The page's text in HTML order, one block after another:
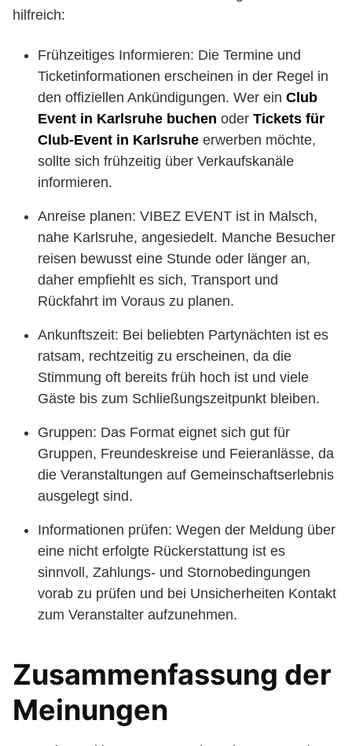
hilfreich:
Frühzeitiges Informieren: Die Termine und
Ticketinformationen erscheinen in der Regel in
den offiziellen Ankündigungen. Wer ein Club
Event in Karlsruhe buchen oder Tickets für
Club-Event in Karlsruhe erwerben möchte,
sollte sich frühzeitig über Verkaufskanäle
informieren.
Anreise planen: VIBEZ EVENT ist in Malsch,
nahe Karlsruhe, angesiedelt. Manche Besucher
reisen bewusst eine Stunde oder länger an,
daher empfiehlt es sich, Transport und
Rückfahrt im Voraus zu planen.
Ankunftszeit: Bei beliebten Partynächten ist es
ratsam, rechtzeitig zu erscheinen, da die
Stimmung oft bereits früh hoch ist und viele
Gäste bis zum Schließungszeitpunkt bleiben.
Gruppen: Das Format eignet sich gut für
Gruppen, Freundeskreise und Feieranlässe, da
die Veranstaltungen auf Gemeinschaftserlebnis
ausgelegt sind.
Informationen prüfen: Wegen der Meldung über
eine nicht erfolgte Rückerstattung ist es
sinnvoll, Zahlungs- und Stornobedingungen
vorab zu prüfen und bei Unsicherheiten Kontakt
zum Veranstalter aufzunehmen.
Zusammenfassung der
Meinungen